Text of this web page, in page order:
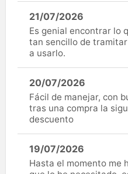
21/07/2026
Es genial encontrar lo
tan sencillo de
a usarlo.
20/07/2026
Fácil de manejar, con
tras una compra la
descuento
19/07/2026
Hasta el momento me